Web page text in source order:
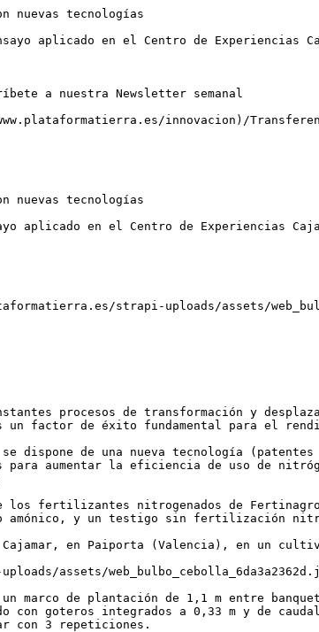
nuevas tecnologías
aplicado en el Centro de Experiencias
a nuestra Newsletter semanal
innovacion)/
nuevas tecnologías
aplicado en el Centro de Experiencias
strapi-uploads/assets/
procesos de transformación y
un factor de éxito fundamental para el
de una nueva tecnología (patentes
aumentar la eficiencia de uso de
fertilizantes nitrogenados de Fertinagro
y un testigo sin fertilización
en Paiporta (Valencia), en un
assets/
marco de plantación de 1,1 m entre
goteros integrados a 0,33 m y de
con 3 repeticiones.